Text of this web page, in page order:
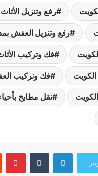
رفع وتنزيل
رفع وتنزيل العفش
فك وتركيب
فك وتركيب
نقل مطابخ
لينكدإن